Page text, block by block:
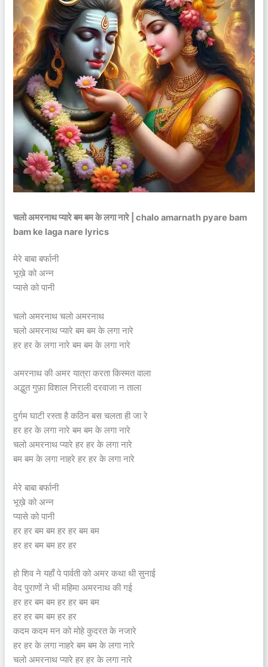
चलो अमरनाथ प्यारे बम बम के लगा नारे | chalo amarnath pyare bam
bam ke laga nare lyrics
मेरे बाबा बर्फानी
भूख़े को अन्न
प्यासे को पानी
चलो अमरनाथ चलो अमरनाथ
चलो अमरनाथ प्यारे बम बम के लगा नारे
हर हर के लगा नारे बम बम के लगा नारे
अमरनाथ की अमर यात्रा करता किस्मत वाला
अद्भुत गुफ़ा विशाल निराली दरवाजा न ताला
दुर्गम घाटी रस्ता है कठिन बस चलता ही जा रे
हर हर के लगा नारे बम बम के लगा नारे
चलो अमरनाथ प्यारे हर हर के लगा नारे
बम बम के लगा नाहरे हर हर के लगा नारे
मेरे बाबा बर्फानी
भूख़े को अन्न
प्यासे को पानी
हर हर बम बम हर हर बम बम
हर हर बम बम हर हर
हो शिव ने यहाँ पे पार्वती को अमर कथा थी सुनाई
वेद पुराणों ने भी महिमा अमरनाथ की गई
हर हर बम बम हर हर बम बम
हर हर बम बम हर हर
कदम कदम मन को मोहे कुदरत के नजारे
हर हर के लगा नाहरे बम बम के लगा नारे
चलो अमरनाथ प्यारे हर हर के लगा नारे